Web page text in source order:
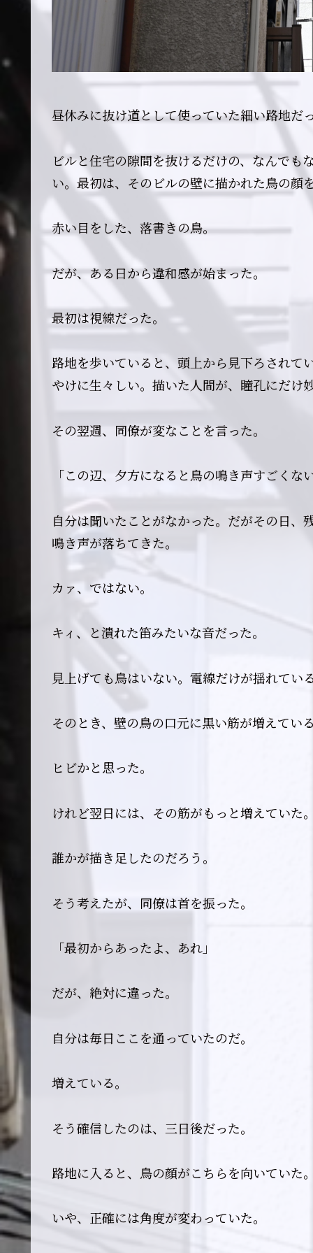
昼休みに抜け道として使っていた細い路地だ
ビルと住宅の隙間を抜けるだけの、なんで
い。最初は、そのビルの壁に描かれた鳥の顔
赤い目をした、落書きの鳥。
だが、ある日から違和感が始まった。
最初は視線だった。
路地を歩いていると、頭上から見下ろされて
やけに生々しい。描いた人間が、瞳孔にだけ
その翌週、同僚が変なことを言った。
「この辺、夕方になると鳥の鳴き声すごくな
自分は聞いたことがなかった。だがその日
鳴き声が落ちてきた。
カァ、ではない。
キィ、と潰れた笛みたいな音だった。
見上げても鳥はいない。電線だけが揺れてい
そのとき、壁の鳥の口元に黒い筋が増えてい
ヒビかと思った。
けれど翌日には、その筋がもっと増えていた
誰かが描き足したのだろう。
そう考えたが、同僚は首を振った。
「最初からあったよ、あれ」
だが、絶対に違った。
自分は毎日ここを通っていたのだ。
増えている。
そう確信したのは、三日後だった。
路地に入ると、鳥の顔がこちらを向いていた
いや、正確には――角度が変わっていた。